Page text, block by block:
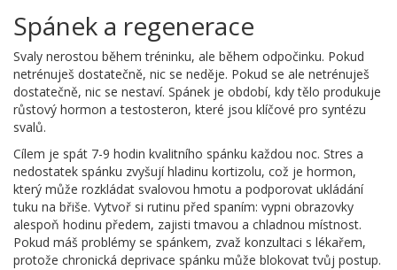
Spánek a regenerace
Svaly nerostou během tréninku, ale během odpočinku. Pokud
netrénuješ dostatečně, nic se neděje. Pokud se ale netrénuješ
dostatečně, nic se nestaví. Spánek je období, kdy tělo produkuje
růstový hormon a testosteron, které jsou klíčové pro syntézu
svalů.
Cílem je spát 7-9 hodin kvalitního spánku každou noc. Stres a
nedostatek spánku zvyšují hladinu kortizolu, což je hormon,
který může rozkládat svalovou hmotu a podporovat ukládání
tuku na břiše. Vytvoř si rutinu před spaním: vypni obrazovky
alespoň hodinu předem, zajisti tmavou a chladnou místnost.
Pokud máš problémy se spánkem, zvaž konzultaci s lékařem,
protože chronická deprivace spánku může blokovat tvůj postup.